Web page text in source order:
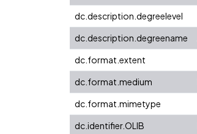
dc.description.degreelevel
dc.description.degreename
dc.format.extent
dc.format.medium
dc.format.mimetype
dc.identifier.OLIB